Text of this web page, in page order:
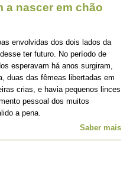
a nascer em chão
envolvidas dos dois lados da
ter futuro. No período de
esperavam há anos surgiram,
duas das fêmeas libertadas em
crias, e havia pequenos linces
pessoal dos muitos
a pena.
Saber mais